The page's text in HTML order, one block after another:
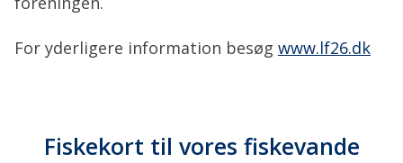
For yderligere information besøg www.lf26.dk
Fiskekort til vores fiskevande